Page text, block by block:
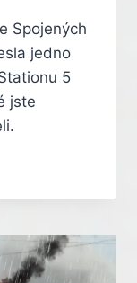
Spojených
jedno
5
jste